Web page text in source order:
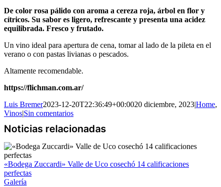
De color rosa pálido con aroma a cereza roja, árbol en flor y
cítricos. Su sabor es ligero, refrescante y presenta una acidez
equilibrada. Fresco y frutado.
Un vino ideal para apertura de cena, tomar al lado de la pileta en el
verano o con pastas livianas o pescados.
Altamente recomendable.
https://flichman.com.ar/
Luis Bremer2023-12-20T22:36:49+00:0020 diciembre, 2023|Home,
Vinos|Sin comentarios
«Bodega Zuccardi» Valle de Uco cosechó 14 calificaciones
perfectas
Galería